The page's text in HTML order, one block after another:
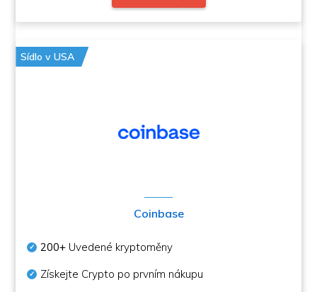
Sídlo v USA
Coinbase
200+ Uvedené kryptoměny
Získejte Crypto po prvním nákupu